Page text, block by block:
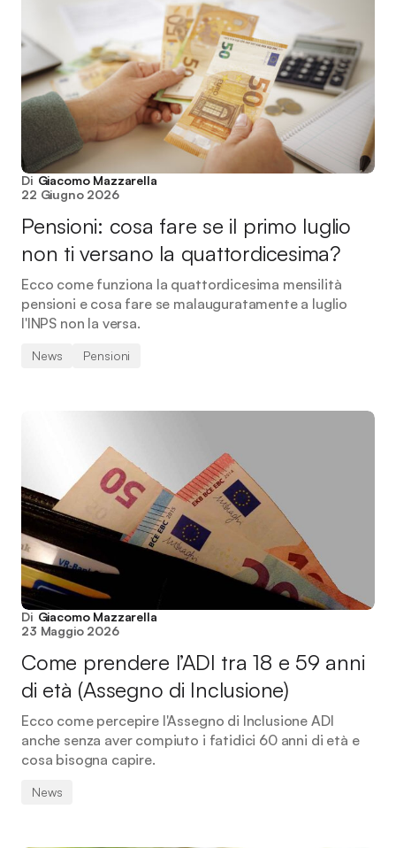
Di Giacomo Mazzarella
22 Giugno 2026
Pensioni: cosa fare se il primo luglio
non ti versano la quattordicesima?
Ecco come funziona la quattordicesima mensilità
pensioni e cosa fare se malauguratamente a luglio
l'INPS non la versa.
News Pensioni
Di Giacomo Mazzarella
23 Maggio 2026
Come prendere l’ADI tra 18 e 59 anni
di età (Assegno di Inclusione)
Ecco come percepire l'Assegno di Inclusione ADI
anche senza aver compiuto i fatidici 60 anni di età e
cosa bisogna capire.
News